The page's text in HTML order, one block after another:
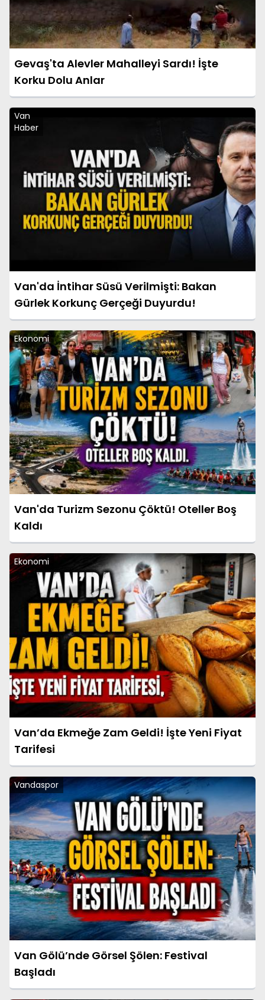
Gevaş'ta Alevler Mahalleyi Sardı! İşte
Korku Dolu Anlar
Van
Haber
Van'da İntihar Süsü Verilmişti: Bakan
Gürlek Korkunç Gerçeği Duyurdu!
Ekonomi
Van'da Turizm Sezonu Çöktü! Oteller Boş
Kaldı
Ekonomi
Van’da Ekmeğe Zam Geldi! İşte Yeni Fiyat
Tarifesi
Vandaspor
Van Gölü’nde Görsel Şölen: Festival
Başladı